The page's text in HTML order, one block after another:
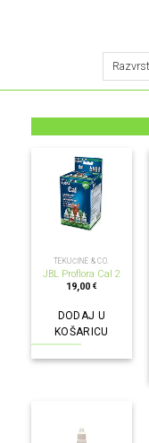
TEKUĆINE & CO.
JBL Proflora Cal 2
19,00€
DODAJ U
KOŠARICU